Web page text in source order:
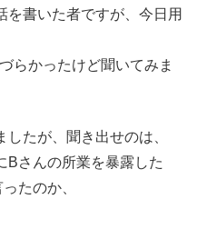
を書いた者ですが、今日用
らかったけど聞いてみま
たが、聞き出せのは、
Bさんの所業を暴露した
たのか、